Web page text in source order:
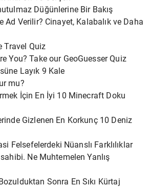
Düğünlerine Bir Bakış
Ad Verilir? Cinayet, Kalabalık ve Daha
Travel Quiz
You? Take our GeoGuesser Quiz
Layık 9 Kale
mu?
İçin En İyi 10 Minecraft Doku
Gizlenen En Korkunç 10 Deniz
Felsefelerdeki Nüanslı Farklılıklar
Ne Muhtemelen Yanlış
Sonra En Sıkı Kürtaj